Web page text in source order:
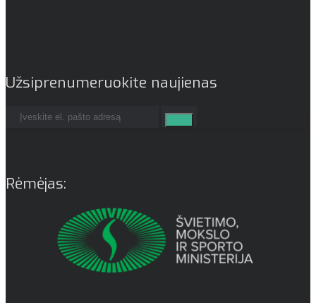
Užsiprenumeruokite naujienas
Rėmėjas: